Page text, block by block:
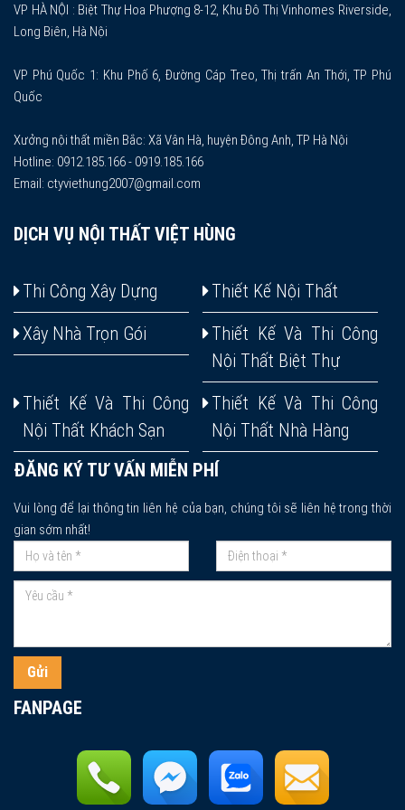
VP HÀ NỘI : Biệt Thự Hoa Phượng 8-12, Khu Đô Thị Vinhomes Riverside,
Long Biên, Hà Nội
VP Phú Quốc 1: Khu Phố 6, Đường Cáp Treo, Thị trấn An Thới, TP Phú
Quốc
Xưởng nội thất miền Bắc: Xã Vân Hà, huyện Đông Anh, TP Hà Nội
Hotline: 0912.185.166 - 0919.185.166
Email: ctyviethung2007@gmail.com
DỊCH VỤ NỘI THẤT VIỆT HÙNG
Thi Công Xây Dựng
Thiết Kế Nội Thất
Xây Nhà Trọn Gói
Thiết Kế Và Thi Công
Nội Thất Biệt Thự
Thiết Kế Và Thi Công
Nội Thất Khách Sạn
Thiết Kế Và Thi Công
Nội Thất Nhà Hàng
ĐĂNG KÝ TƯ VẤN MIỄN PHÍ
Vui lòng để lại thông tin liên hệ của bạn, chúng tôi sẽ liên hệ trong thời
gian sớm nhất!
Gửi
FANPAGE